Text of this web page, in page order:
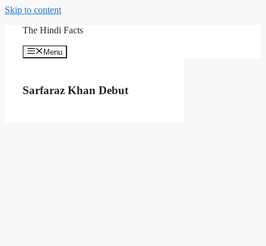
Skip to content
The Hindi Facts
Menu
Sarfaraz Khan Debut